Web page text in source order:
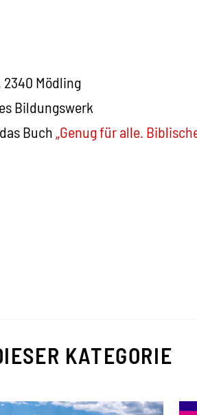
Mödling
Bildungswerk
Buch „Genug für alle.
KATEGORIE